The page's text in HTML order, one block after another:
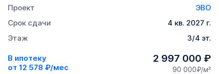
Проект
ЭВО
Срок сдачи
4 кв. 2027 г.
Этаж
3/4 эт.
В ипотеку
от 12 578 ₽/мес
2 997 000 ₽
90 000₽/м²